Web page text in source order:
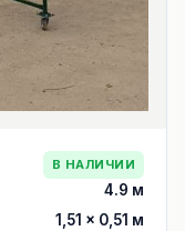
В НАЛИЧИИ
4.9 м
1,51 × 0,51 м